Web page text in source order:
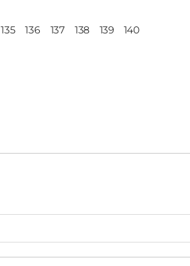
135 136 137 138 139 140